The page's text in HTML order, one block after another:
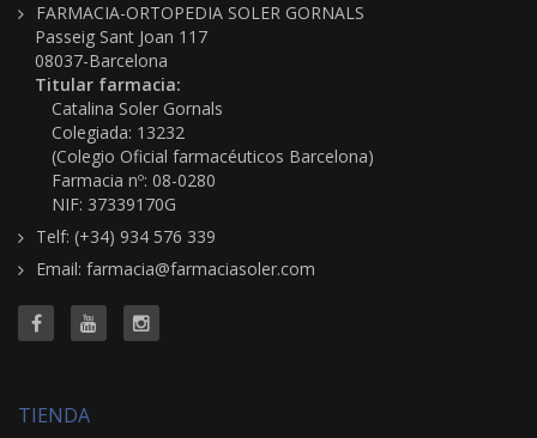
FARMACIA-ORTOPEDIA SOLER GORNALS
Passeig Sant Joan 117
08037-Barcelona
Titular farmacia:
Catalina Soler Gornals
Colegiada: 13232
(Colegio Oficial farmacéuticos Barcelona)
Farmacia nº: 08-0280
NIF: 37339170G
Telf: (+34) 934 576 339
Email: farmacia@farmaciasoler.com
TIENDA